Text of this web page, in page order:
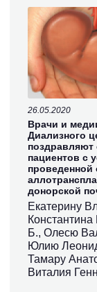
26.05.2020
Врачи и
Диализного
поздравляют
пациентов с
проведенной
донорской
Екатерину
Б., Олесю
Юлию
Тамару
Виталия